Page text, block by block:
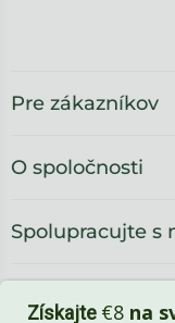
Pre zákazníkov
O spoločnosti
Spolupracujte s
Získajte €8 na